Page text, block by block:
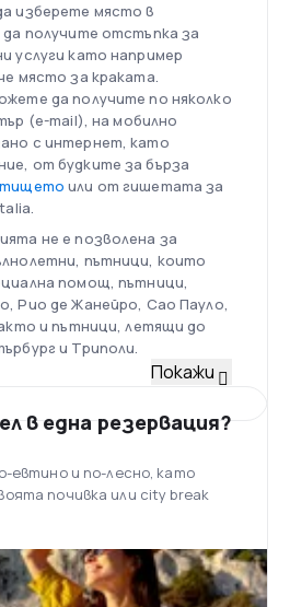
изберете място в
получите отстъпка за
услуги като например
място за краката.
да получите по няколко
(e-mail), на мобилно
с интернет, като
от будките за бърза
или от гишетата за
не е позволена за
пътници, които
помощ, пътници,
Рио де Жанейро, Сао Пауло,
и пътници, летящи до
и Триполи.
на Alitalia е един от най-
средна възраст на
Ето и някои от моделите,
маршрути:
300ER и Airbus A330-200
200 и A319-100 за полети
да Винчи
Покажи
в една резервация?
евтино и по-лесно, като
почивка или city break